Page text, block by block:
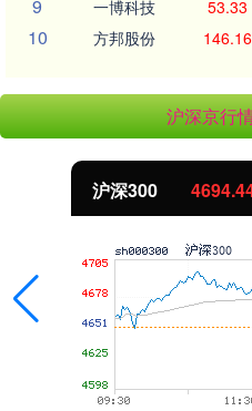
9 一博科技 53.33
10 方邦股份 146.16
沪深京行
北证50